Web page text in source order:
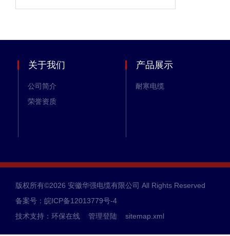
关于我们
公司简介
荣誉资质
产品展示
耐寒电缆
版权所有©2026 安徽华强电缆有限公司 All Rights Reserved
备案号：皖ICP备12013779号-4
技术支持： 环保在线 管理登陆 sitemap.xml